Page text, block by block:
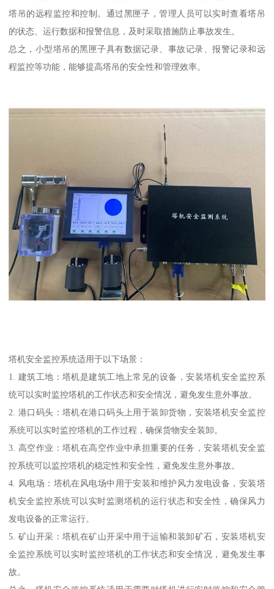
塔吊的远程监控和控制。通过黑匣子，管理人员可以实时查看塔吊
的状态、运行数据和报警信息，及时采取措施防止事故发生。
总之，小型塔吊的黑匣子具有数据记录、事故记录、报警记录和远
程监控等功能，能够提高塔吊的安全性和管理效率。
塔机安全监控系统适用于以下场景：
1. 建筑工地：塔机是建筑工地上常见的设备，安装塔机安全监控系
统可以实时监控塔机的工作状态和安全情况，避免发生意外事故。
2. 港口码头：塔机在港口码头上用于装卸货物，安装塔机安全监控
系统可以实时监控塔机的工作过程，确保货物安全装卸。
3. 高空作业：塔机在高空作业中承担重要的任务，安装塔机安全监
控系统可以监控塔机的稳定性和安全性，避免发生意外事故。
4. 风电场：塔机在风电场中用于安装和维护风力发电设备，安装塔
机安全监控系统可以实时监测塔机的运行状态和安全性，确保风力
发电设备的正常运行。
5. 矿山开采：塔机在矿山开采中用于运输和装卸矿石，安装塔机安
全监控系统可以实时监控塔机的工作状态和安全情况，避免发生事
故。